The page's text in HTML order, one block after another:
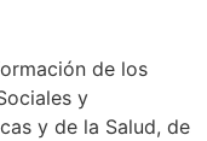
de los
y
y de la Salud, de